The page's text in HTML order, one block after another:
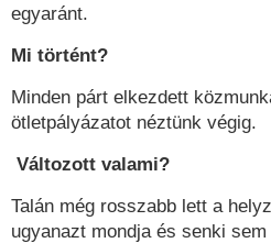
egyaránt.
Mi történt?
Minden párt elkezdett
ötletpályázatot néztünk végig.
Változott valami?
Talán még rosszabb lett a
ugyanazt mondja és senki